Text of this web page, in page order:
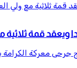
قمة ثلاثية مع ولي
ويعقد قمة
جرحى معركة الكرامة